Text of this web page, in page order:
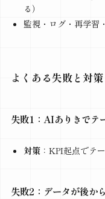
る）
監視・ログ・再学習
よくある失敗と対
失敗1：AIありきでテ
対策：KPI起点でテ
失敗2：データが後か